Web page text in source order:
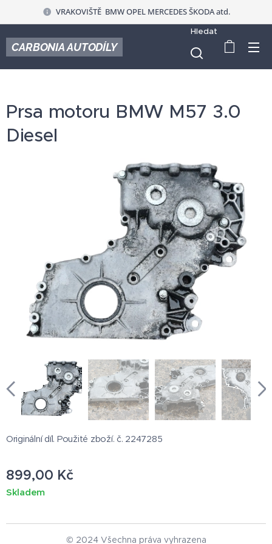
VRAKOVIŠTĚ BMW OPEL MERCEDES ŠKODA atd.
CARBONIA AUTODÍLY
Hledat
Prsa motoru BMW M57 3.0
Diesel
Originální díl. Použité zboží. č. 2247285
899,00 Kč
Skladem
© 2024 Všechna práva vyhrazena